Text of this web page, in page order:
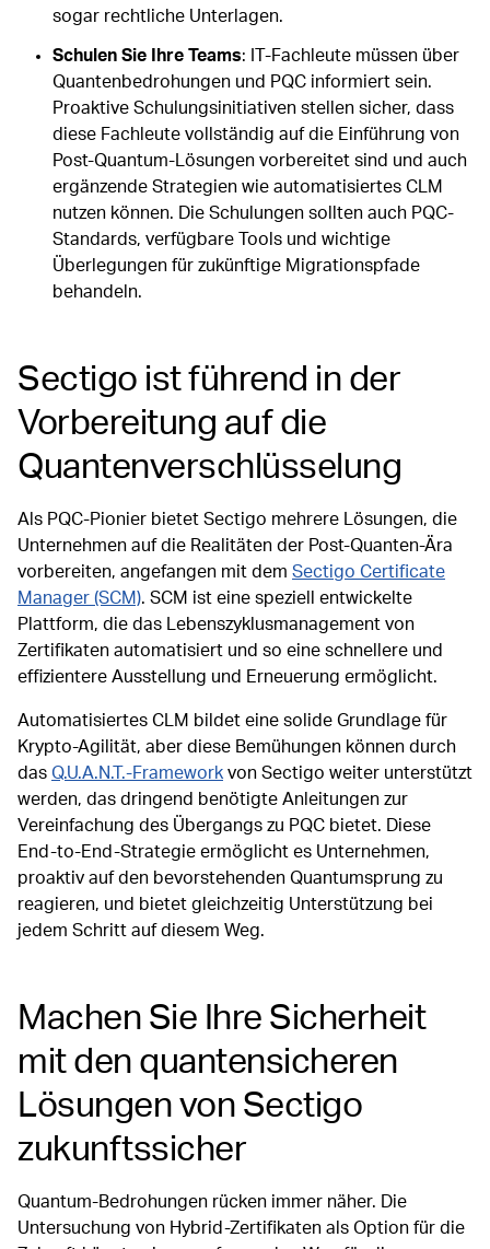
sogar rechtliche Unterlagen.
Schulen Sie Ihre Teams: IT-Fachleute müssen über
Quantenbedrohungen und PQC informiert sein.
Proaktive Schulungsinitiativen stellen sicher, dass
diese Fachleute vollständig auf die Einführung von
Post-Quantum-Lösungen vorbereitet sind und auch
ergänzende Strategien wie automatisiertes CLM
nutzen können. Die Schulungen sollten auch PQC-
Standards, verfügbare Tools und wichtige
Überlegungen für zukünftige Migrationspfade
behandeln.
Sectigo ist führend in der
Vorbereitung auf die
Quantenverschlüsselung
Als PQC-Pionier bietet Sectigo mehrere Lösungen, die
Unternehmen auf die Realitäten der Post-Quanten-Ära
vorbereiten, angefangen mit dem Sectigo Certificate
Manager (SCM). SCM ist eine speziell entwickelte
Plattform, die das Lebenszyklusmanagement von
Zertifikaten automatisiert und so eine schnellere und
effizientere Ausstellung und Erneuerung ermöglicht.
Automatisiertes CLM bildet eine solide Grundlage für
Krypto-Agilität, aber diese Bemühungen können durch
das Q.U.A.N.T.-Framework von Sectigo weiter unterstützt
werden, das dringend benötigte Anleitungen zur
Vereinfachung des Übergangs zu PQC bietet. Diese
End-to-End-Strategie ermöglicht es Unternehmen,
proaktiv auf den bevorstehenden Quantumsprung zu
reagieren, und bietet gleichzeitig Unterstützung bei
jedem Schritt auf diesem Weg.
Machen Sie Ihre Sicherheit
mit den quantensicheren
Lösungen von Sectigo
zukunftssicher
Quantum-Bedrohungen rücken immer näher. Die
Untersuchung von Hybrid-Zertifikaten als Option für die